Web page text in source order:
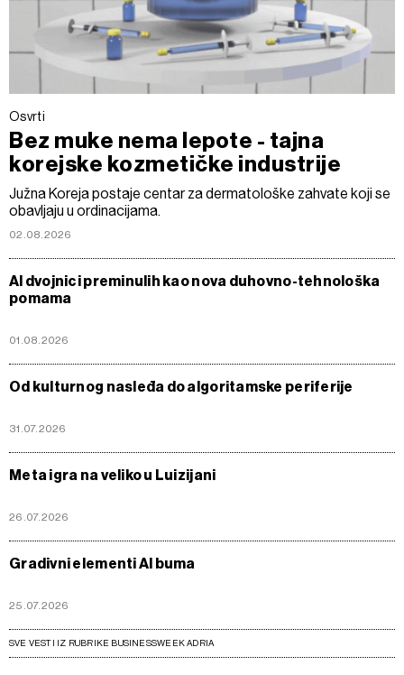
Osvrti
Bez muke nema lepote - tajna
korejske kozmetičke industrije
Južna Koreja postaje centar za dermatološke zahvate koji se
obavljaju u ordinacijama.
02.08.2026
AI dvojnici preminulih kao nova duhovno-tehnološka
pomama
01.08.2026
Od kulturnog nasleđa do algoritamske periferije
31.07.2026
Meta igra na veliko u Luizijani
26.07.2026
Gradivni elementi AI buma
25.07.2026
SVE VESTI IZ RUBRIKE BUSINESSWEEK ADRIA